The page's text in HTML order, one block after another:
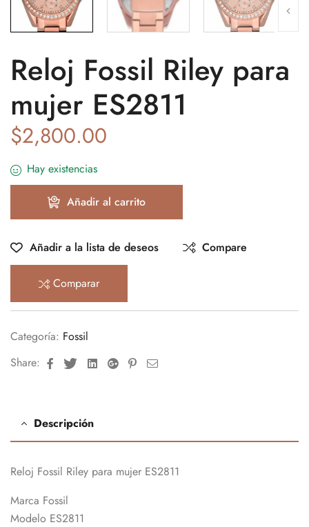
Reloj Fossil Riley para
mujer ES2811
$2,800.00
Hay existencias
Añadir al carrito
Añadir a la lista de deseos Compare
Comparar
Categoría: Fossil
Share:
FacebookTwitterLinkedinGoogle+Pinterest
Email
Descripción
Reloj Fossil Riley para mujer ES2811
Marca Fossil
Modelo ES2811